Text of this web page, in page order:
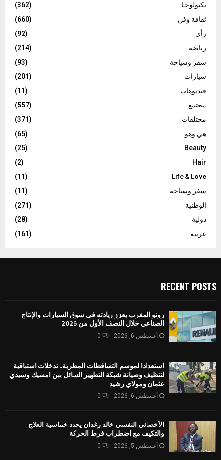
تكنولوجيا
(362)
ثقافة وفن
(660)
رأي
(92)
رياضة
(214)
سفر وسياحة
(93)
سيارات
(201)
فيديوهات
(11)
مجتمع
(557)
مختلفات
(371)
هي وهو
(65)
Beauty
(25)
Hair
(2)
Life & Love
(11)
سفر وسياحة
(11)
الوطنية
(271)
دولية
(28)
عربية
(161)
RECENT POSTS
رونو المغرب يعزز ريادته في سوق السيارات والإنتاج
الصناعي خلال النصف الأول من 2026
أغسطس 6, 2026 0
استعدادا لموسم التساقطات المطرية.. تدخلات استباقية
لتنظيف وصيانة شبكة التطهير السائل ببن امسيك وسيدي
عثمان ومولاي رشيد
أغسطس 6, 2026 0
الأخصائي النفسي خالد رغدان يحدد خماسية العلاج
والتكيف مع اضطراب فرط الحركة
أغسطس 5, 2026 0